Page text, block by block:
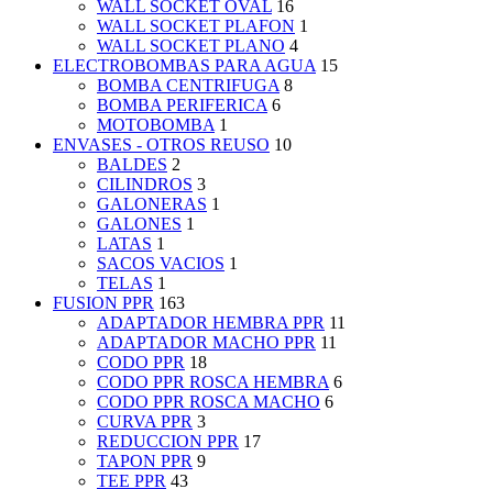
WALL SOCKET OVAL 16
WALL SOCKET PLAFON 1
WALL SOCKET PLANO 4
ELECTROBOMBAS PARA AGUA 15
BOMBA CENTRIFUGA 8
BOMBA PERIFERICA 6
MOTOBOMBA 1
ENVASES - OTROS REUSO 10
BALDES 2
CILINDROS 3
GALONERAS 1
GALONES 1
LATAS 1
SACOS VACIOS 1
TELAS 1
FUSION PPR 163
ADAPTADOR HEMBRA PPR 11
ADAPTADOR MACHO PPR 11
CODO PPR 18
CODO PPR ROSCA HEMBRA 6
CODO PPR ROSCA MACHO 6
CURVA PPR 3
REDUCCION PPR 17
TAPON PPR 9
TEE PPR 43